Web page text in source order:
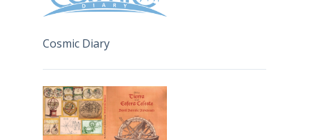
Cosmic Diary